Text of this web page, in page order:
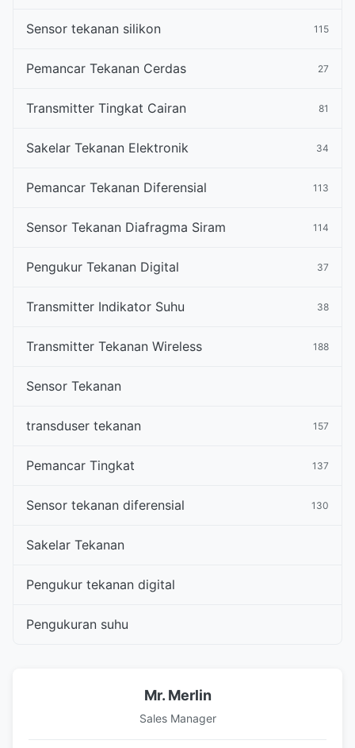
Sensor tekanan silikon 115
Pemancar Tekanan Cerdas 27
Transmitter Tingkat Cairan 81
Sakelar Tekanan Elektronik 34
Pemancar Tekanan Diferensial 113
Sensor Tekanan Diafragma Siram 114
Pengukur Tekanan Digital 37
Transmitter Indikator Suhu 38
Transmitter Tekanan Wireless 188
Sensor Tekanan
transduser tekanan 157
Pemancar Tingkat 137
Sensor tekanan diferensial 130
Sakelar Tekanan
Pengukur tekanan digital
Pengukuran suhu
Mr. Merlin
Sales Manager